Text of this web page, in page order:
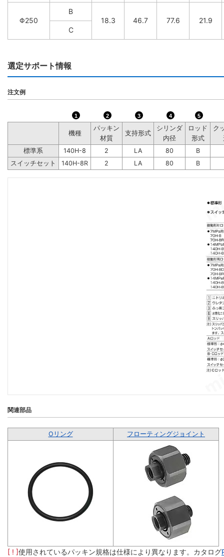
Φ250
B
18.3
46.7 77.6
21.9
C
選定サポート情報
注文例
1 2 3 4 5
機種
パッキン
材質
支持形式
シリンダ
内径
ロッド
形式
ク
標準系
140H-8 2 LA 80
B
スイッチセット
140H-8R 2 LA 80 B
関連部品
Oリング フローティングジョイント
[ ! ]使用されているパッキン規格は仕様により異なります。カタログ